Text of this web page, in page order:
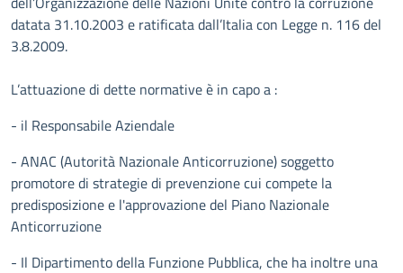
datata 31.10.2003 e ratificata dall’Italia con Legge n. 116 del
3.8.2009.
L’attuazione di dette normative è in capo a :
- il Responsabile Aziendale
- ANAC (Autorità Nazionale Anticorruzione) soggetto
promotore di strategie di prevenzione cui compete la
predisposizione e l'approvazione del Piano Nazionale
Anticorruzione
- Il Dipartimento della Funzione Pubblica, che ha inoltre una